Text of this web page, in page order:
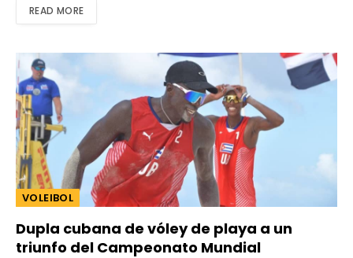
READ MORE
VOLEIBOL
Dupla cubana de vóley de playa a un
triunfo del Campeonato Mundial